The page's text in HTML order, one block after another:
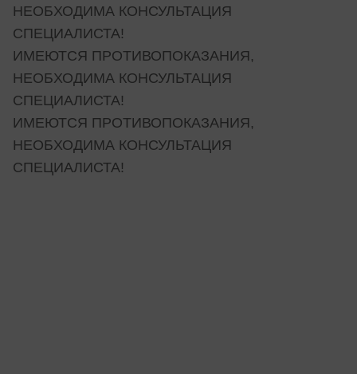
НЕОБХОДИМА КОНСУЛЬТАЦИЯ
СПЕЦИАЛИСТА!
ИМЕЮТСЯ ПРОТИВОПОКАЗАНИЯ,
НЕОБХОДИМА КОНСУЛЬТАЦИЯ
СПЕЦИАЛИСТА!
ИМЕЮТСЯ ПРОТИВОПОКАЗАНИЯ,
НЕОБХОДИМА КОНСУЛЬТАЦИЯ
СПЕЦИАЛИСТА!